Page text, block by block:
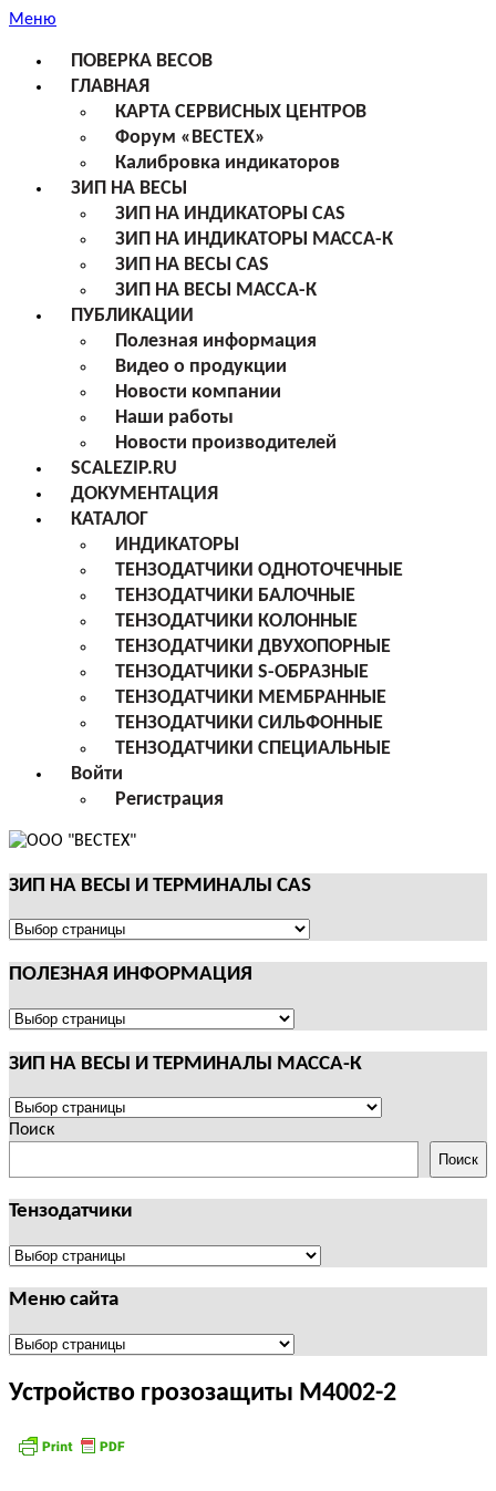
Меню
ПОВЕРКА ВЕСОВ
ГЛАВНАЯ
КАРТА СЕРВИСНЫХ ЦЕНТРОВ
Форум «ВЕСТЕХ»
Калибровка индикаторов
ЗИП НА ВЕСЫ
ЗИП НА ИНДИКАТОРЫ CAS
ЗИП НА ИНДИКАТОРЫ МАССА-К
ЗИП НА ВЕСЫ CAS
ЗИП НА ВЕСЫ МАССА-К
ПУБЛИКАЦИИ
Полезная информация
Видео о продукции
Новости компании
Наши работы
Новости производителей
SCALEZIP.RU
ДОКУМЕНТАЦИЯ
КАТАЛОГ
ИНДИКАТОРЫ
ТЕНЗОДАТЧИКИ ОДНОТОЧЕЧНЫЕ
ТЕНЗОДАТЧИКИ БАЛОЧНЫЕ
ТЕНЗОДАТЧИКИ КОЛОННЫЕ
ТЕНЗОДАТЧИКИ ДВУХОПОРНЫЕ
ТЕНЗОДАТЧИКИ S-ОБРАЗНЫЕ
ТЕНЗОДАТЧИКИ МЕМБРАННЫЕ
ТЕНЗОДАТЧИКИ СИЛЬФОННЫЕ
ТЕНЗОДАТЧИКИ СПЕЦИАЛЬНЫЕ
Войти
Регистрация
ЗИП НА ВЕСЫ И ТЕРМИНАЛЫ CAS
ЗИП
ВЕСЫ
ТЕРМИНАЛЫ
ПОЛЕЗНАЯ ИНФОРМАЦИЯ
ПОЛЕЗНАЯ
ЗИП НА ВЕСЫ И ТЕРМИНАЛЫ МАССА-К
ЗИП
НА
И
ТЕРМИНАЛЫ
МАССА-
Поиск
Поиск
Тензодатчики
Тензодатчики
Меню сайта
Меню
Устройство грозозащиты М4002-2